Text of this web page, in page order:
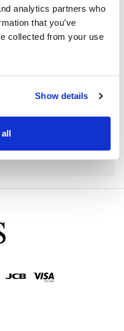
analytics partners who
that you’ve
collected from your use
Show details